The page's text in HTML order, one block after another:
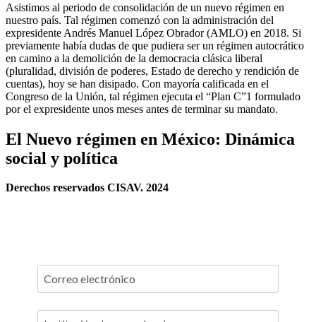
Asistimos al periodo de consolidación de un nuevo régimen en
nuestro país. Tal régimen comenzó con la administración del
expresidente Andrés Manuel López Obrador (AMLO) en 2018. Si
previamente había dudas de que pudiera ser un régimen autocrático
en camino a la demolición de la democracia clásica liberal
(pluralidad, división de poderes, Estado de derecho y rendición de
cuentas), hoy se han disipado. Con mayoría calificada en el
Congreso de la Unión, tal régimen ejecuta el “Plan C”1 formulado
por el expresidente unos meses antes de terminar su mandato.
El Nuevo régimen en México: Dinámica
social y política
Derechos reservados CISAV. 2024